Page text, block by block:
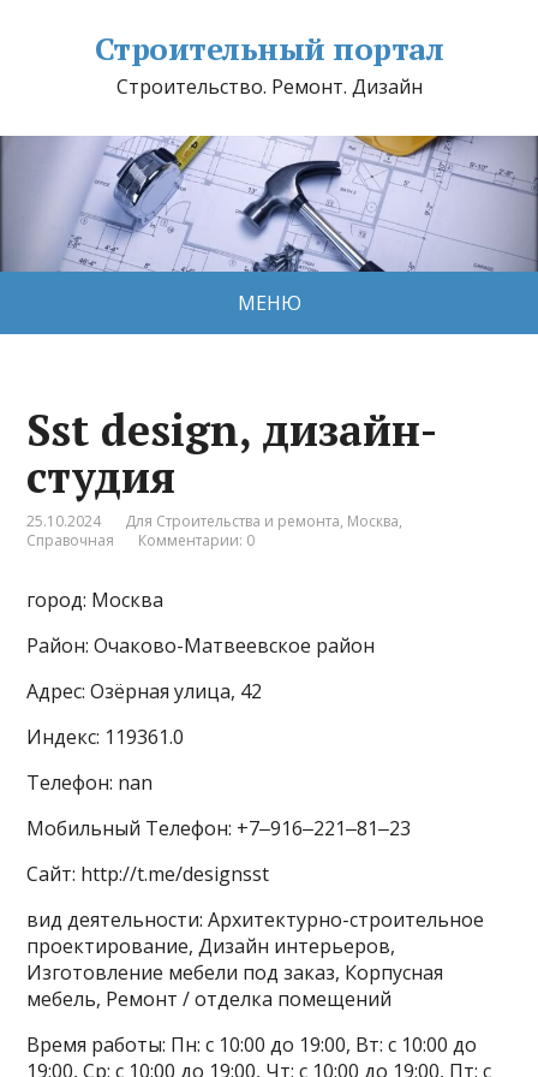
Строительный портал
Строительство. Ремонт. Дизайн
МЕНЮ
Sst design, дизайн-
студия
25.10.2024 Для Строительства и ремонта, Москва,
Справочная
Комментарии: 0
город: Москва
Район: Очаково-Матвеевское район
Адрес: Озёрная улица, 42
Индекс: 119361.0
Телефон: nan
Мобильный Телефон: +7‒916‒221‒81‒23
Сайт: http://t.me/designsst
вид деятельности: Архитектурно-строительное
проектирование, Дизайн интерьеров,
Изготовление мебели под заказ, Корпусная
мебель, Ремонт / отделка помещений
Время работы: Пн: с 10:00 до 19:00, Вт: с 10:00 до
19:00, Ср: с 10:00 до 19:00, Чт: с 10:00 до 19:00, Пт: с